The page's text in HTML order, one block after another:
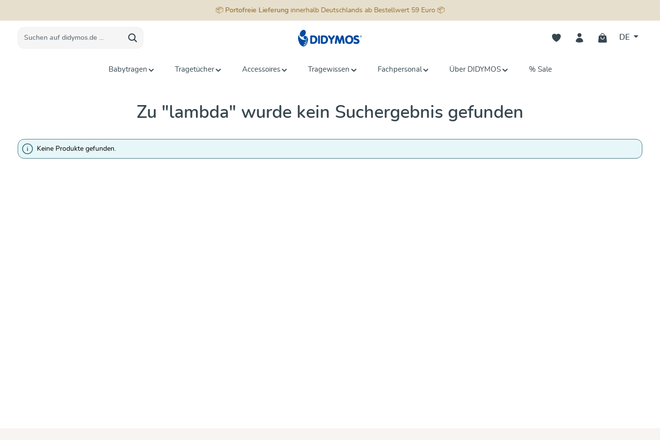
📦 Portofreie Lieferunginnerhalb Deutschlands ab Bestellwert 59 Euro 📦
Du hast 0 Produkte auf dem
DE
Babytragen Tragetücher Accessoires Tragewissen Fachpersonal Über DIDYMOS % Sale
Zu "lambda" wurde kein Suchergebnis gefunden
Keine Produkte gefunden.